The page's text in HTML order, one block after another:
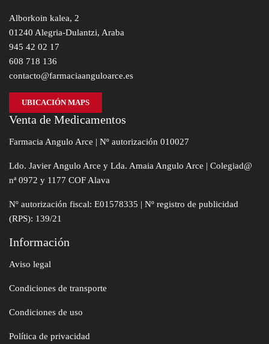
Alborkoin kalea, 2
01240 Alegria-Dulantzi, Araba
945 42 02 17
608 718 136
contacto@farmaciaanguloarce.es
UBICACIÓN MAPS
Venta de Medicamentos
Farmacia Angulo Arce | Nº autorización 010027
Ldo. Javier Angulo Arce y Lda. Amaia Angulo Arce | Colegiad@
nª 0972 y 1177 COF Alava
Nº autorización fiscal: E01578335 | Nº registro de publicidad
(RPS): 139/21
Información
Aviso legal
Condiciones de transporte
Condiciones de uso
Política de privacidad